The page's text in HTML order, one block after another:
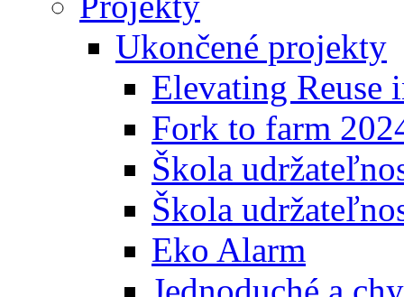
Ukončené projekty
Elevating Reuse
Fork to farm
Škola
Škola
Eko Alarm